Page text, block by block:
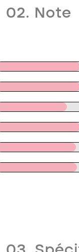
02. Note